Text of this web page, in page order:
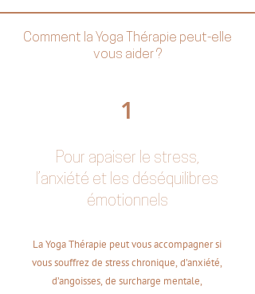
Comment la Yoga Thérapie peut-elle
vous aider ?
1
Pour apaiser le stress,
l’anxiété et les déséquilibres
émotionnels
La Yoga Thérapie peut vous accompagner si
vous souffrez de stress chronique, d’anxiété,
d’angoisses, de surcharge mentale,